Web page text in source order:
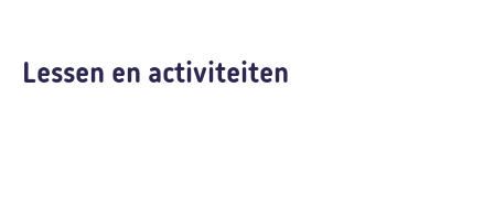
Lessen en activiteiten